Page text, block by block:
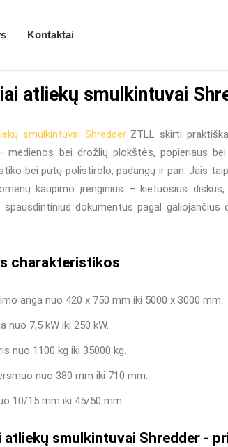
Kontaktai
Lėtaeigiai masyvaus veleno
atliekų smulkintuvai
smulkintuvai ShredderZTLL skirti
medienos bei drožlių plokštės, popieriaus
bei putų polistirolo, padangų ir pan. Jais
kaupimo įrenginius – kietuosius
spausdintinius dokumentus pagal galiojančius
charakteristikos
anga nuo 420 x 750 mm iki 5000 x 3000 mm.
nuo 7,5 kW iki 250 kW.
nuo 1100 kg iki 35000 kg.
nuo 380 mm iki 710 mm.
10/15 mm iki 45/50 mm.
atliekų smulkintuvai Shredder -